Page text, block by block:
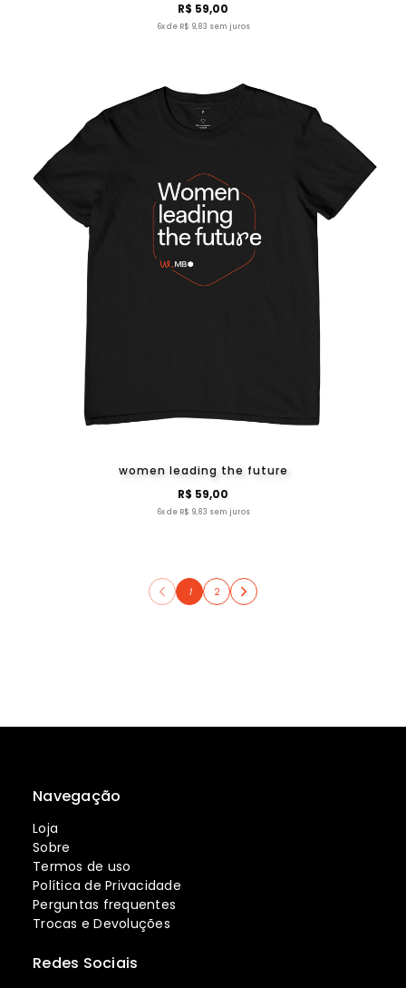
R$ 59,00
6x de R$ 9,83 sem juros
women leading the future
R$ 59,00
6x de R$ 9,83 sem juros
1 2
Navegação
Loja
Sobre
Termos de uso
Política de Privacidade
Perguntas frequentes
Trocas e Devoluções
Redes Sociais